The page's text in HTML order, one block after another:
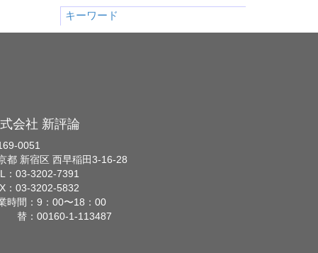
キーワード
会社 新評論
0051
都 新宿区 西早稲田3-16-28
：03-3202-7391
：03-3202-5832
時間：9：00〜18：00
替：00160-1-113487